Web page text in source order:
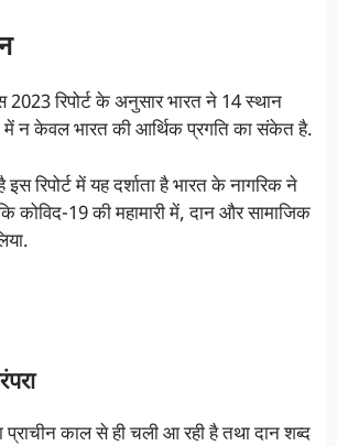
2023 रिपोर्ट के अनुसार भारत ने 14 स्थान
में न केवल भारत की आर्थिक प्रगति का संकेत है.
रिपोर्ट में यह दर्शाता है भारत के नागरिक ने
19 की महामारी में, दान और सामाजिक
प्राचीन काल से ही चली आ रही है तथा दान शब्द